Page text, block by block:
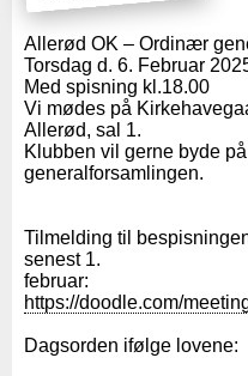
Allerød OK – Ordinær
Torsdag d. 6. Februar
Med spisning kl.18.00
Vi mødes på
Allerød, sal 1.
Klubben vil gerne byde
generalforsamlingen.
Tilmelding til
senest 1.
februar:
https://doodle.com/
Dagsorden ifølge lovene: